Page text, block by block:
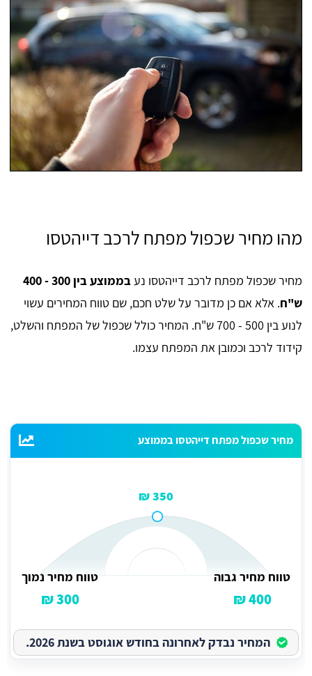
מהו מחיר שכפול מפתח לרכב דייהטסו
מחיר שכפול מפתח לרכב דייהטסו נע
בממוצע בין 300 - 400
ש"ח. אלא אם כן מדובר על שלט חכם, שם טווח המחירים עשוי
לנוע בין 500 - 700 ש"ח. המחיר כולל שכפול של המפתח והשלט,
קידוד לרכב וכמובן את המפתח עצמו.
מחיר שכפול מפתח דייהטסו בממוצע
350 ₪
טווח מחיר גבוה
400 ₪
טווח מחיר נמוך
300 ₪
המחיר נבדק לאחרונה בחודש אוגוסט בשנת 2026.